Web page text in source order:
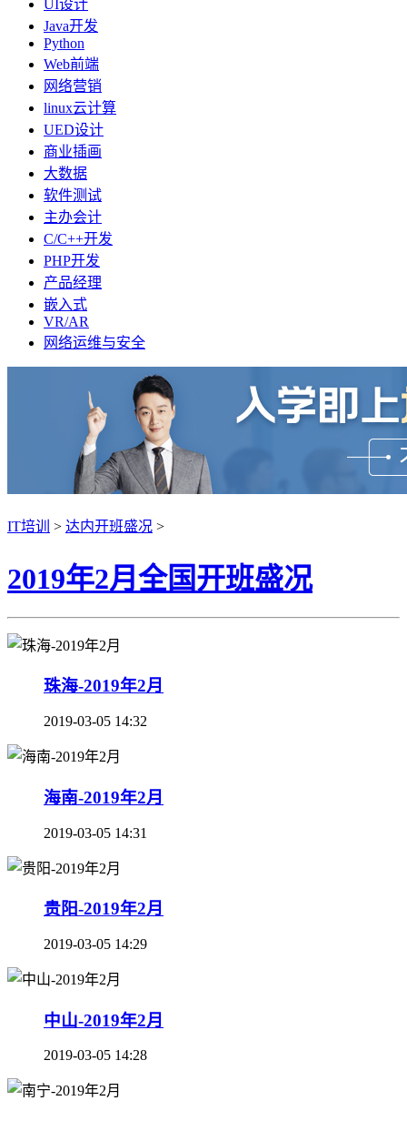
UI设计
Java开发
Python
Web前端
网络营销
linux云计算
UED设计
商业插画
大数据
软件测试
主办会计
C/C++开发
PHP开发
产品经理
嵌入式
VR/AR
网络运维与安全
IT培训 > 达内开班盛况 >
2019年2月全国开班盛况
珠海-2019年2月
2019-03-05 14:32
海南-2019年2月
2019-03-05 14:31
贵阳-2019年2月
2019-03-05 14:29
中山-2019年2月
2019-03-05 14:28